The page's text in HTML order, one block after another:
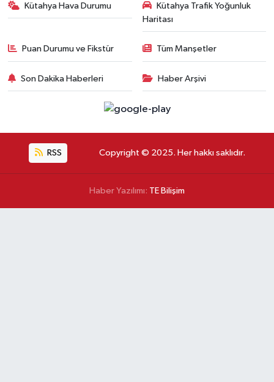
Kütahya Hava Durumu
Kütahya Trafik Yoğunluk
Haritası
Puan Durumu ve Fikstür Tüm Manşetler
Son Dakika Haberleri Haber Arşivi
RSS Copyright © 2025. Her hakkı saklıdır.
Haber Yazılımı: TE Bilişim